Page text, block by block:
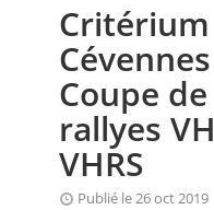
ANNUAIRES
PETITES ANNONCES
Coupe
rallyes
VHRS
Publié le 26 oct 2019